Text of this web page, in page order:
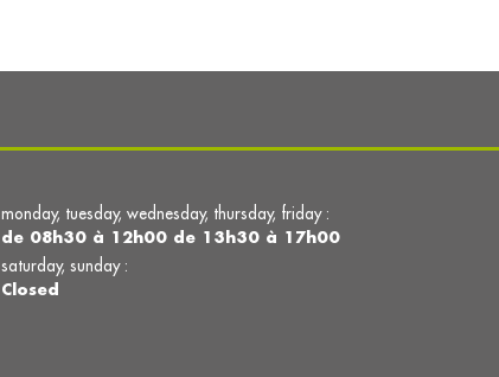
monday, tuesday, wednesday, thursday, friday :
de 08h30 à 12h00 de 13h30 à 17h00
saturday, sunday :
Closed